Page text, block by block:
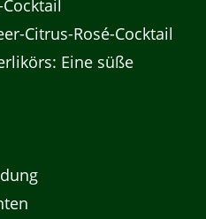
Citrus-Rosé-Cocktail
Eine süße